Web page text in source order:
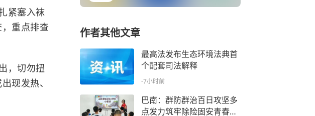
紧塞入袜
重点排查
，切勿扭
现发热、
作者其他文章
最高法发布生态环境法典首
个配套司法解释
-7小时前
巴南：群防群治百日攻坚多
点发力筑牢除险固安青春防